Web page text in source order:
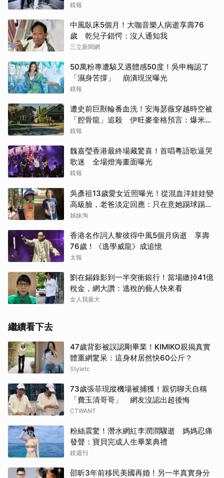
鏡報
中風臥床5個月！大咖音樂人病逝享壽76
歲 乾兒子錯愕：沒人通知我
三立新聞網
50萬粉專遭駭又遇體感50度！吳申梅認了
「濕身苦撐」 崩潰現況曝光
鏡報
遭史前巨獸輪番血洗！安海瑟薇穿越時空被
「腔骨龍」追殺 伊旺麥奎格預言：爆米花
會灑滿地
鏡報
魏嘉瑩香港最終場藏驚喜！首唱粵語歌逼哭
歌迷 全場燈海畫面曝光
鏡報
吳彥祖13歲愛女近照曝光！從混血洋娃娃變
高級臉，老爸淡定回應：只在意她踢球踢得
好不好
姊妹淘
香港名作詞人黎彼得中風5個月病逝 享壽
76歲！《逃學威龍》成追憶
太報
劉在錫錄影到一半突衝銀行！當場繳掉41億
稅金，網大讚：逃稅的藝人快來看
女人我最大
繼續看下去
47歲背影被誤認剛畢業！KIMIKO親揭真實
體重網驚呆：這身材居然快60公斤？
Styletc
73歲張菲現蹤機場被捕獲！親切聊天自稱
「費玉清哥哥」 網友沒認出超後悔
CTWANT
粉絲震驚！潛水網紅李潤潤驟逝 媽媽忍痛
發聲：寶貝完成人生畢業典禮
鏡週刊
邵昕3年前移民美國再婚！另一半真實身分